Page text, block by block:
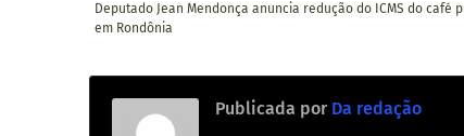
Deputado Jean Mendonça anuncia redução do ICMS do café
em Rondônia
Publicada por Da redação